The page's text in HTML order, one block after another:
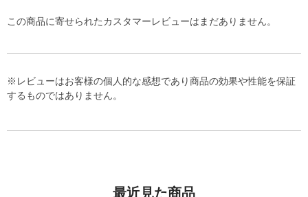
この商品に寄せられたカスタマーレビューはまだありません。
※レビューはお客様の個人的な感想であり商品の効果や性能を保証
するものではありません。
最近見た商品